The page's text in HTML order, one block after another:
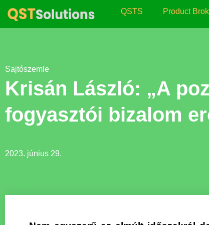
QSTS Product
Sajtószemle
Krisán László: „A
fogyasztói bizalom
2023. június 29.